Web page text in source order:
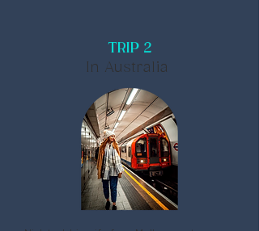
TRIP 2
In Australia ​